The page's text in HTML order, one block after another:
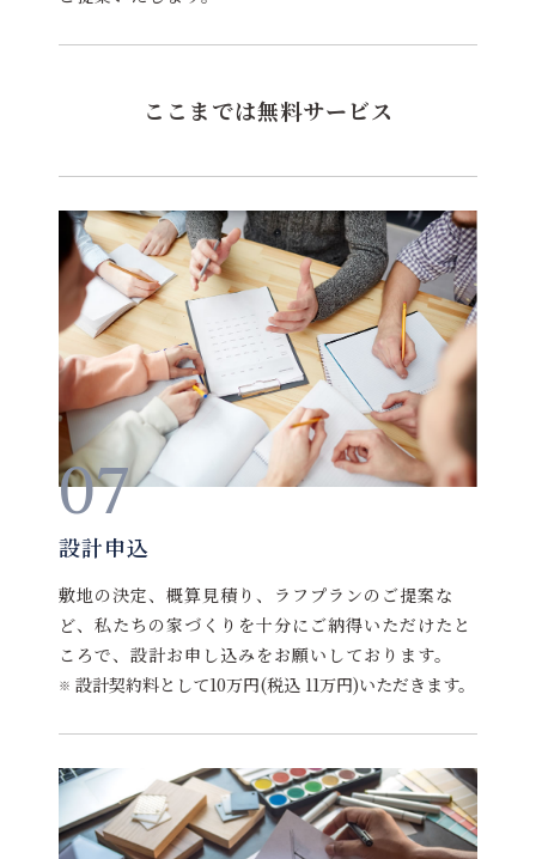
ここまでは無料サービス
07
設計申込
敷地の決定、概算見積り、ラフプランのご提案な
ど、私たちの家づくりを十分にご納得いただけたと
ころで、設計お申し込みをお願いしております。
設計契約料として10万円(税込 11万円)いただきます。